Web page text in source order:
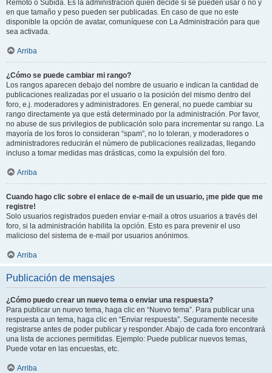
Remoto o Subida. Es la administración quien decide si se pueden usar o no y
en que tamaño y peso pueden ser publicadas. En caso de que no este
disponible la opción de avatar, comuníquese con La Administración para que
sea activada.
Arriba
¿Cómo se puede cambiar mi rango?
Los rangos aparecen debajo del nombre de usuario e indican la cantidad de
publicaciones realizadas por el usuario o la posición del mismo dentro del
foro, e.j. moderadores y administradores. En general, no puede cambiar su
rango directamente ya que está determinado por la administración. Por favor,
no abuse de sus privilegios de publicación solo para incrementar su rango. La
mayoría de los foros lo consideran “spam”, no lo toleran, y moderadores o
administradores reducirán el número de publicaciones realizadas, llegando
incluso a tomar medidas mas drásticas, como la expulsión del foro.
Arriba
Cuando hago clic sobre el enlace de e-mail de un usuario, ¡me pide que me
registre!
Solo usuarios registrados pueden enviar e-mail a otros usuarios a través del
foro, si la administración habilita la opción. Esto es para prevenir el uso
malicioso del sistema de e-mail por usuarios anónimos.
Arriba
Publicación de mensajes
¿Cómo puedo crear un nuevo tema o enviar una respuesta?
Para publicar un nuevo tema, haga clic en “Nuevo tema”. Para publicar una
respuesta a un tema, haga clic en “Enviar respuesta”. Seguramente necesite
registrarse antes de poder publicar y responder. Abajo de cada foro encontrará
una lista de acciones permitidas. Ejemplo: Puede publicar nuevos temas,
Puede votar en las encuestas, etc.
Arriba